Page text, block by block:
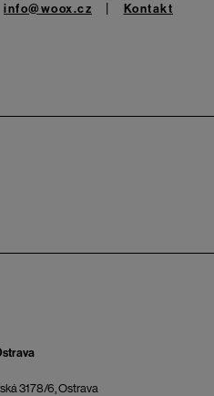
info@woox.cz Kontakt
3178/6, Ostrava